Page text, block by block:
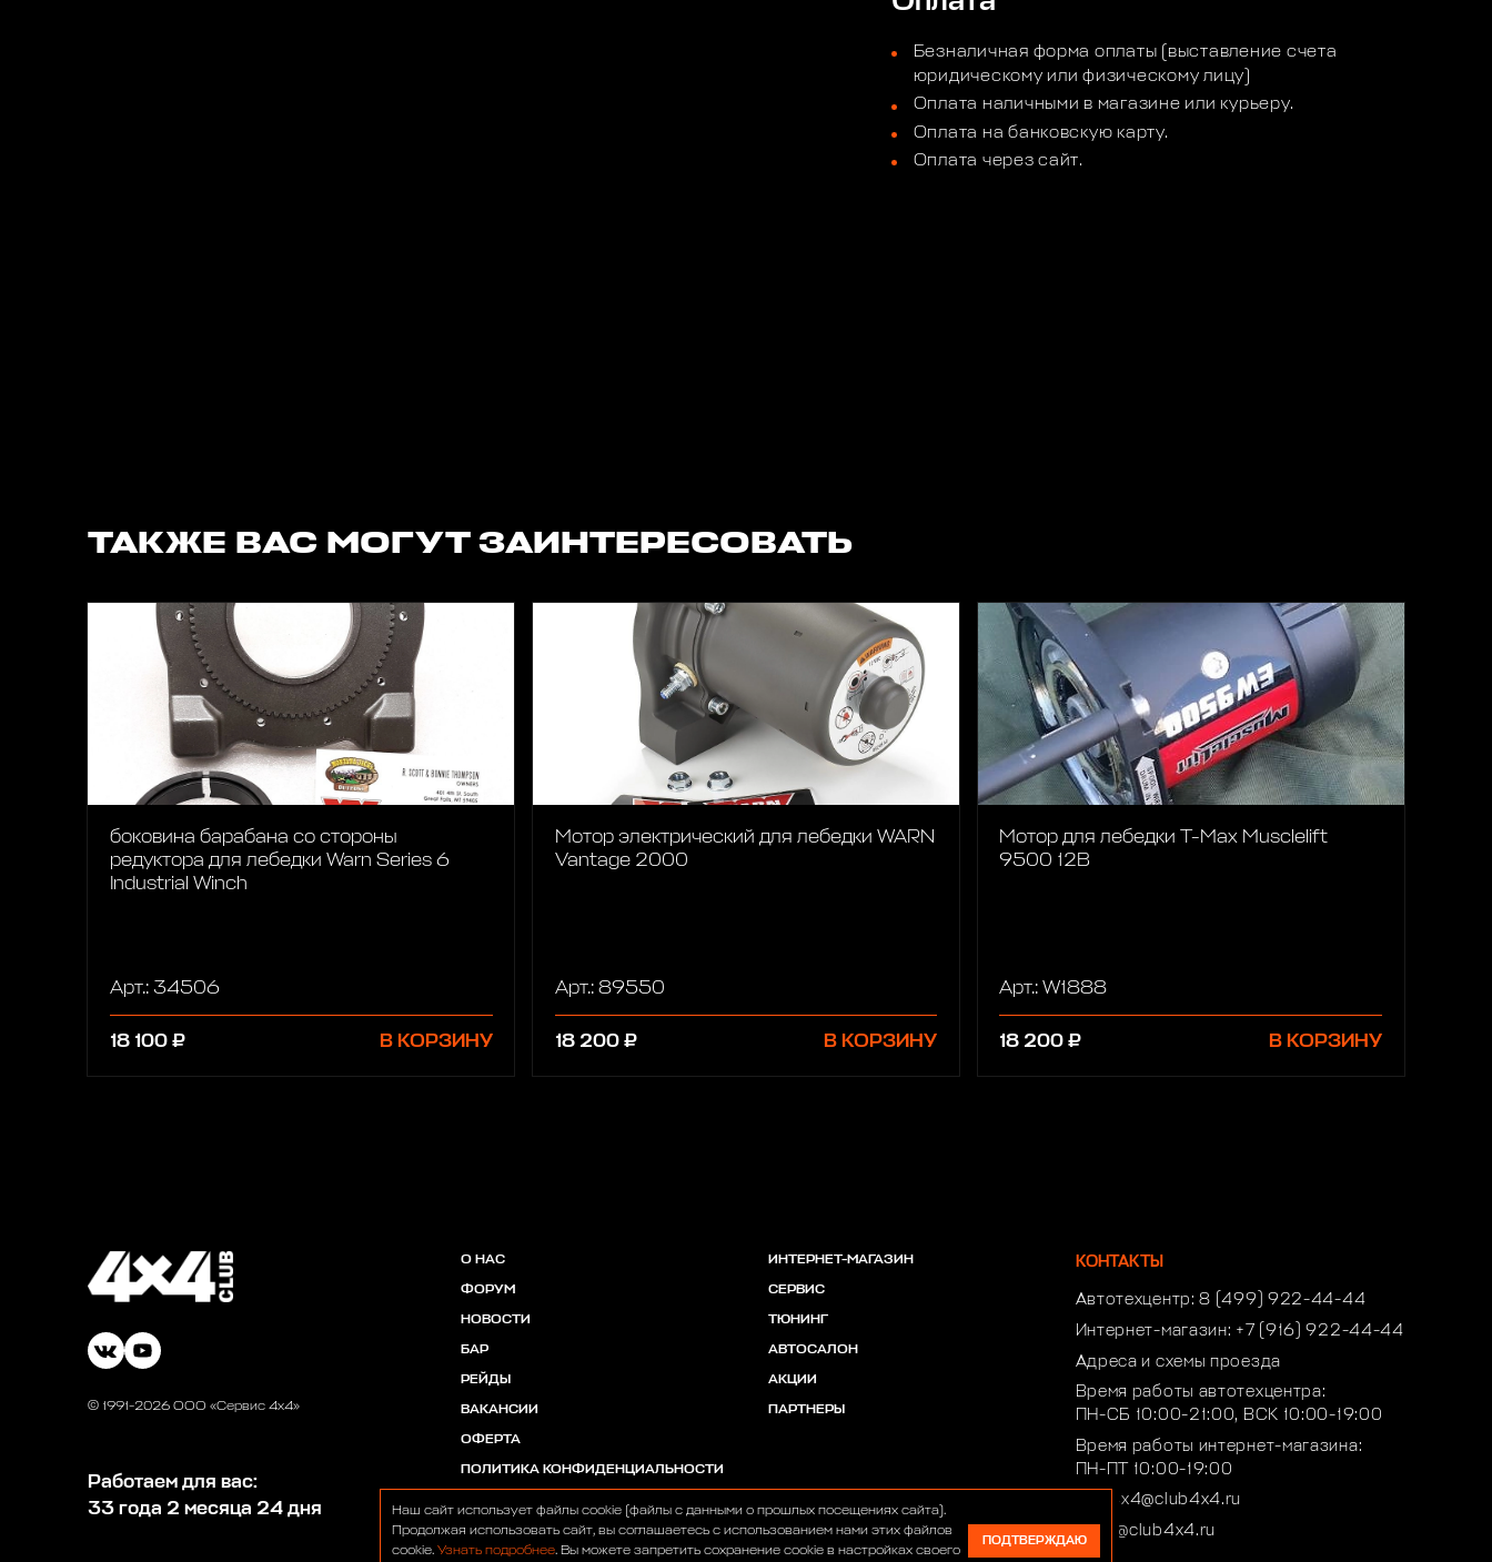
Безналичная форма оплаты (выставление счета
юридическому или физическому лицу)
Оплата наличными в магазине или курьеру.
Оплата на банковскую карту.
Оплата через сайт.
ТАКЖЕ ВАС МОГУТ ЗАИНТЕРЕСОВАТЬ
боковина барабана со стороны
редуктора для лебедки Warn Series 6
Industrial Winch
Арт.: 34506
18 100 ₽ В КОРЗИНУ
Мотор электрический для лебедки WARN
Vantage 2000
Арт.: 89550
18 200 ₽ В КОРЗИНУ
Мотор для лебедки T-Max Musclelift
9500 12В
Арт.: W1888
18 200 ₽ В КОРЗИНУ
© 1991-2026 ООО «Сервис 4х4»
Работаем для вас:
33 года 2 месяца 24 дня
О НАС
ФОРУМ
НОВОСТИ
БАР
РЕЙДЫ
ВАКАНСИИ
ОФЕРТА
ПОЛИТИКА КОНФИДЕНЦИАЛЬНОСТИ
ИНТЕРНЕТ-МАГАЗИН
СЕРВИС
ТЮНИНГ
АВТОСАЛОН
АКЦИИ
ПАРТНЕРЫ
КОНТАКТЫ
Автотехцентр:8 (499) 922-44-44
Интернет-магазин: +7 (916) 922-44-44
Адреса и схемы проезда
Время работы автотехцентра:
ПН-СБ 10:00-21:00, ВСК 10:00-19:00
Время работы интернет-магазина:
ПН-ПТ 10:00-19:00
club4x4@club4x4.ru
shop@club4x4.ru
Наш сайт использует файлы cookie (файлы с данными о прошлых посещениях сайта).
Продолжая использовать сайт, вы соглашаетесь с использованием нами этих файлов
cookie. Узнать подробнее. Вы можете запретить сохранение cookie в настройках своего
ПОДТВЕРЖДАЮ